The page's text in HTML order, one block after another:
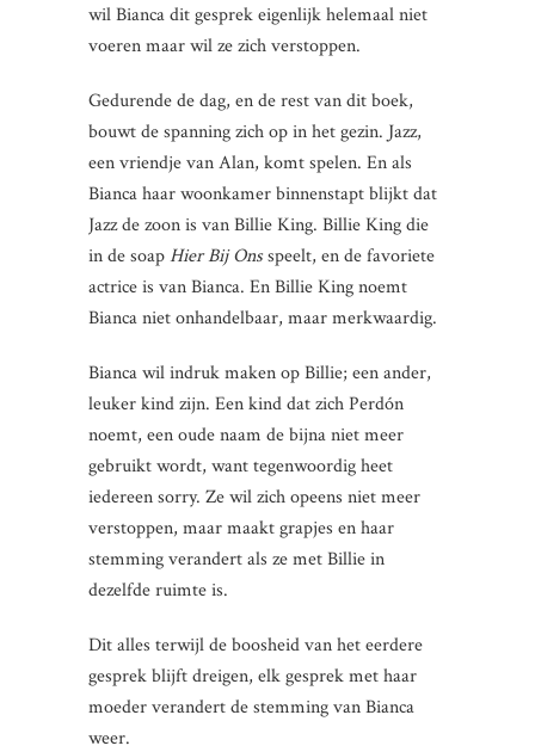
wil Bianca dit gesprek eigenlijk helemaal niet
voeren maar wil ze zich verstoppen.
Gedurende de dag, en de rest van dit boek,
bouwt de spanning zich op in het gezin. Jazz,
een vriendje van Alan, komt spelen. En als
Bianca haar woonkamer binnenstapt blijkt dat
Jazz de zoon is van Billie King. Billie King die
in de soapHier Bij Onsspeelt, en de favoriete
actrice is van Bianca. En Billie King noemt
Bianca niet onhandelbaar, maar merkwaardig.
Bianca wil indruk maken op Billie; een ander,
leuker kind zijn. Een kind dat zich Perdón
noemt, een oude naam de bijna niet meer
gebruikt wordt, want tegenwoordig heet
iedereen sorry. Ze wil zich opeens niet meer
verstoppen, maar maakt grapjes en haar
stemming verandert als ze met Billie in
dezelfde ruimte is.
Dit alles terwijl de boosheid van het eerdere
gesprek blijft dreigen, elk gesprek met haar
moeder verandert de stemming van Bianca
weer.